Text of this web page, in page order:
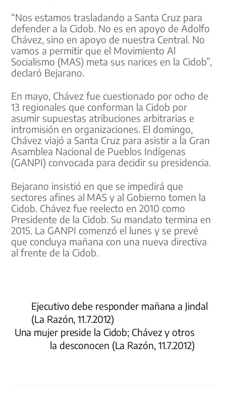
“Nos estamos trasladando a Santa Cruz para
defender a la Cidob. No es en apoyo de Adolfo
Chávez, sino en apoyo de nuestra Central. No
vamos a permitir que el Movimiento Al
Socialismo (MAS) meta sus narices en la Cidob”,
declaró Bejarano.
En mayo, Chávez fue cuestionado por ocho de
13 regionales que conforman la Cidob por
asumir supuestas atribuciones arbitrarias e
intromisión en organizaciones. El domingo,
Chávez viajó a Santa Cruz para asistir a la Gran
Asamblea Nacional de Pueblos Indígenas
(GANPI) convocada para decidir su presidencia.
Bejarano insistió en que se impedirá que
sectores afines al MAS y al Gobierno tomen la
Cidob. Chávez fue reelecto en 2010 como
Presidente de la Cidob. Su mandato termina en
2015. La GANPI comenzó el lunes y se prevé
que concluya mañana con una nueva directiva
al frente de la Cidob.
Ejecutivo debe responder mañana a Jindal
(La Razón, 11.7.2012)
Una mujer preside la Cidob; Chávez y otros
la desconocen (La Razón, 11.7.2012)